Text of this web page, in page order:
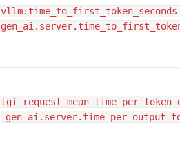
vllm:time_to_first_token_seconds